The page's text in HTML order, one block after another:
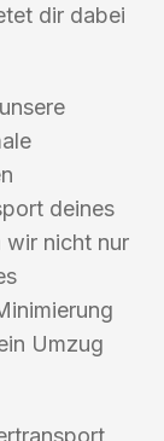
dir dabei
deines
wir nicht nur
Umzug